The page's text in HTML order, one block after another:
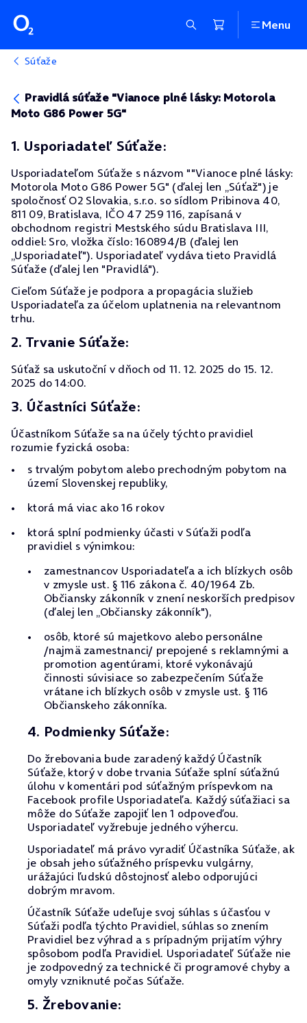
Menu
Súťaže
Pravidlá súťaže "Vianoce plné lásky: Motorola
Moto G86 Power 5G"
1. Usporiadateľ Súťaže:
Usporiadateľom Súťaže s názvom ""Vianoce plné lásky:
Motorola Moto G86 Power 5G" (ďalej len „Súťaž") je
spoločnosť O2 Slovakia, s.r.o. so sídlom Pribinova 40,
811 09, Bratislava, IČO 47 259 116, zapísaná v
obchodnom registri Mestského súdu Bratislava III,
oddiel: Sro, vložka číslo: 160894/B (ďalej len
„Usporiadateľ"). Usporiadateľ vydáva tieto Pravidlá
Súťaže (ďalej len "Pravidlá").
Cieľom Súťaže je podpora a propagácia služieb
Usporiadateľa za účelom uplatnenia na relevantnom
trhu.
2. Trvanie Súťaže:
Súťaž sa uskutoční v dňoch od 11. 12. 2025 do 15. 12.
2025 do 14:00.
3. Účastníci Súťaže:
Účastníkom Súťaže sa na účely týchto pravidiel
rozumie fyzická osoba:
s trvalým pobytom alebo prechodným pobytom na
území Slovenskej republiky,
ktorá má viac ako 16 rokov
ktorá splní podmienky účasti v Súťaži podľa
pravidiel s výnimkou:
zamestnancov Usporiadateľa a ich blízkych osôb
v zmysle ust. § 116 zákona č. 40/1964 Zb.
Občiansky zákonník v znení neskorších predpisov
(ďalej len „Občiansky zákonník"),
osôb, ktoré sú majetkovo alebo personálne
/najmä zamestnanci/ prepojené s reklamnými a
promotion agentúrami, ktoré vykonávajú
činnosti súvisiace so zabezpečením Súťaže
vrátane ich blízkych osôb v zmysle ust. § 116
Občianskeho zákonníka.
4. Podmienky Súťaže:
Do žrebovania bude zaradený každý Účastník
Súťaže, ktorý v dobe trvania Súťaže splní súťažnú
úlohu v komentári pod súťažným príspevkom na
Facebook profile Usporiadateľa. Každý súťažiaci sa
môže do Súťaže zapojiť len 1 odpoveďou.
Usporiadateľ vyžrebuje jedného výhercu.
Usporiadateľ má právo vyradiť Účastníka Súťaže, ak
je obsah jeho súťažného príspevku vulgárny,
urážajúci ľudskú dôstojnosť alebo odporujúci
dobrým mravom.
Účastník Súťaže udeľuje svoj súhlas s účasťou v
Súťaži podľa týchto Pravidiel, súhlas so znením
Pravidiel bez výhrad a s prípadným prijatím výhry
spôsobom podľa Pravidiel. Usporiadateľ Súťaže nie
je zodpovedný za technické či programové chyby a
omyly vzniknuté počas Súťaže.
5. Žrebovanie: